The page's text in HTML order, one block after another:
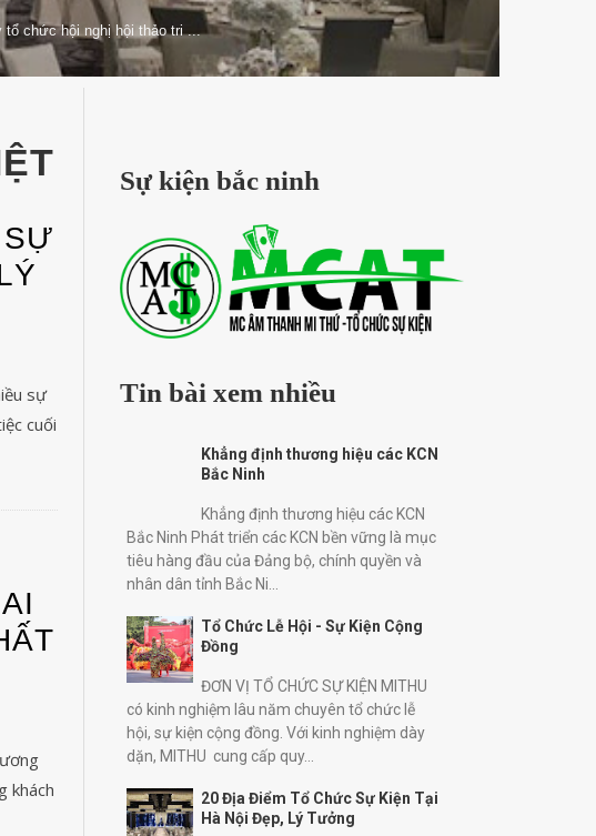
tổ chức hội nghị hội thảo tri ...
phổ biến nhất hiện nay
tác của mình như những chươn...
sự
cuối
khách
Sự kiện bắc ninh
Tin bài xem nhiều
Khẳng định thương hiệu các KCN
Bắc Ninh
Khẳng định thương hiệu các KCN
Bắc Ninh Phát triển các KCN bền vững là mục
tiêu hàng đầu của Đảng bộ, chính quyền và
nhân dân tỉnh Bắc Ni...
Tổ Chức Lễ Hội - Sự Kiện Cộng
Đồng
ĐƠN VỊ TỔ CHỨC SỰ KIỆN MITHU
có kinh nghiệm lâu năm chuyên tổ chức lễ
hội, sự kiện cộng đồng. Với kinh nghiệm dày
dặn, MITHU cung cấp quy...
20 Địa Điểm Tổ Chức Sự Kiện Tại
Hà Nội Đẹp, Lý Tưởng